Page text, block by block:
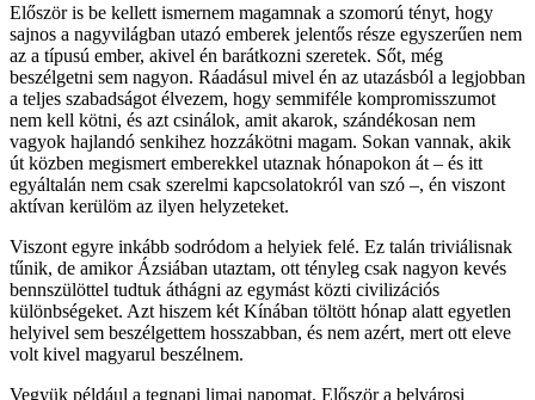
Először is be kellett ismernem magamnak a szomorú tényt, hogy
sajnos a nagyvilágban utazó emberek jelentős része egyszerűen nem
az a típusú ember, akivel én barátkozni szeretek. Sőt, még
beszélgetni sem nagyon. Ráadásul mivel én az utazásból a legjobban
a teljes szabadságot élvezem, hogy semmiféle kompromisszumot
nem kell kötni, és azt csinálok, amit akarok, szándékosan nem
vagyok hajlandó senkihez hozzákötni magam. Sokan vannak, akik
út közben megismert emberekkel utaznak hónapokon át – és itt
egyáltalán nem csak szerelmi kapcsolatokról van szó –, én viszont
aktívan kerülöm az ilyen helyzeteket.
Viszont egyre inkább sodródom a helyiek felé. Ez talán triviálisnak
tűnik, de amikor Ázsiában utaztam, ott tényleg csak nagyon kevés
bennszülöttel tudtuk áthágni az egymást közti civilizációs
különbségeket. Azt hiszem két Kínában töltött hónap alatt egyetlen
helyivel sem beszélgettem hosszabban, és nem azért, mert ott eleve
volt kivel magyarul beszélnem.
Vegyük például a tegnapi limai napomat. Először a belvárosi